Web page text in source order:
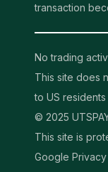
transaction
No trading
This site does
to US
© 2025
This site is
Google